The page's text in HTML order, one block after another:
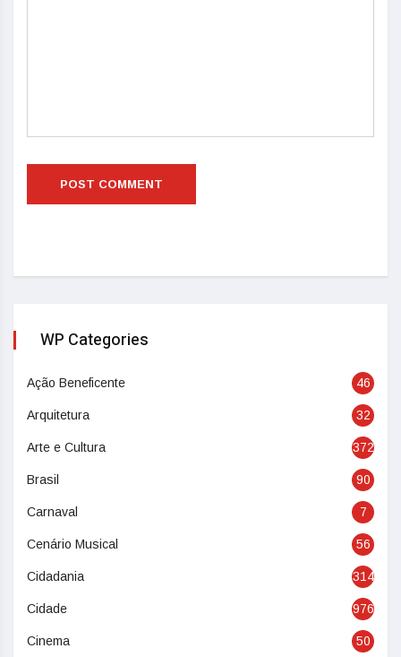
WP Categories
Ação Beneficente 46
Arquitetura 32
Arte e Cultura 372
Brasil 90
Carnaval 7
Cenário Musical 56
Cidadania 314
Cidade 976
Cinema 50